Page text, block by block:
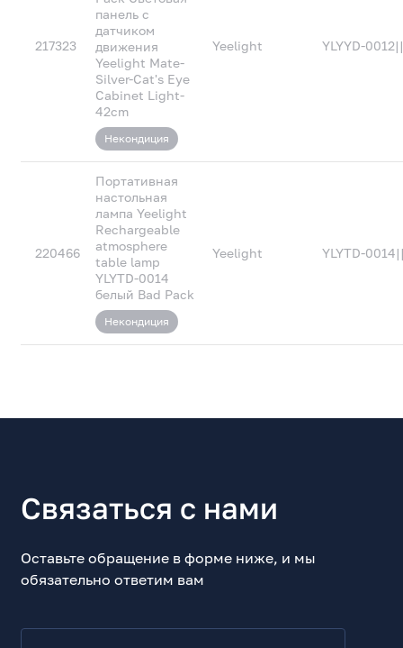
217323
панель с
датчиком
движения
Yeelight Mate-
Silver-Cat's Eye
Cabinet Light-
42cm
Некондиция
Yeelight YLYYD-
220466
Портативная
настольная
лампа Yeelight
Rechargeable
atmosphere
table lamp
YLYTD-0014
белый Bad Pack
Некондиция
Yeelight YLYTD-
Связаться с нами
Оставьте обращение в форме ниже, и мы
обязательно ответим вам